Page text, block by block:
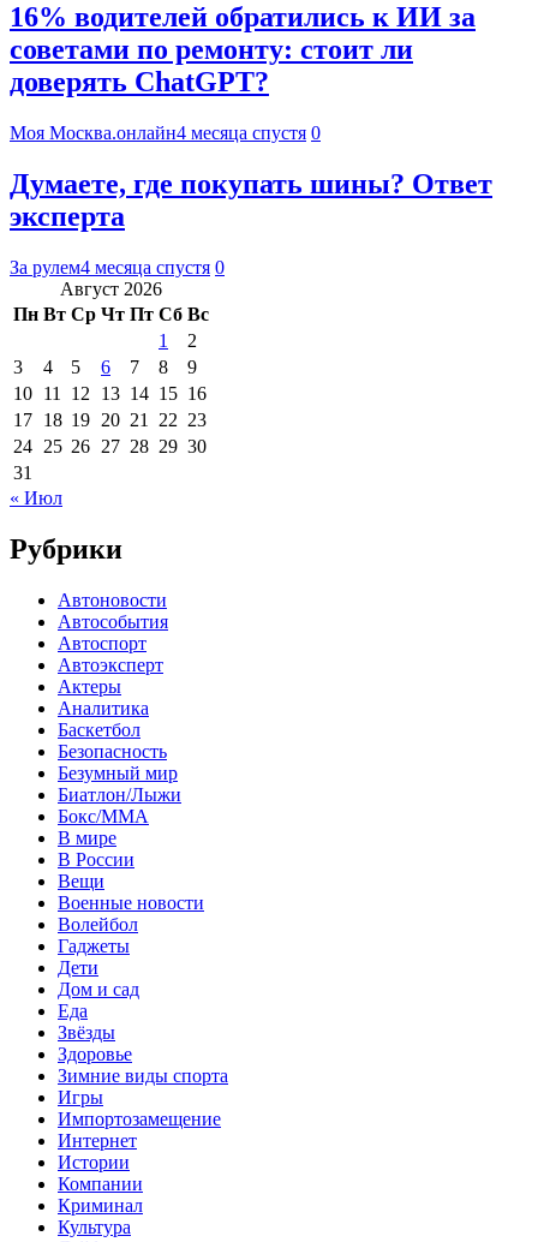
16% водителей обратились к ИИ за
советами по ремонту: стоит ли
доверять ChatGPT?
Моя Москва.онлайн4 месяца спустя 0
Думаете, где покупать шины? Ответ
эксперта
За рулем4 месяца спустя 0
Август 2026
Пн Вт Ср Чт Пт Сб Вс
1
2
3
4 5 6 7 8
9
10 11 12 13 14 15 16
17 18 19 20 21 22 23
24 25 26 27 28 29 30
31
« Июл
Рубрики
Автоновости
Автособытия
Автоспорт
Автоэксперт
Актеры
Аналитика
Баскетбол
Безопасность
Безумный мир
Биатлон/Лыжи
Бокс/MMA
В мире
В России
Вещи
Военные новости
Волейбол
Гаджеты
Дети
Дом и сад
Еда
Звёзды
Здоровье
Зимние виды спорта
Игры
Импортозамещение
Интернет
Истории
Компании
Криминал
Культура